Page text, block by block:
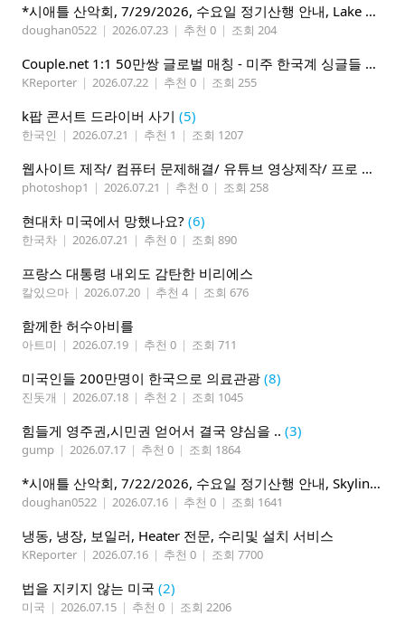
*시애틀 산악회, 7/29/2026, 수요일 정기산행 안내, Lake 22*
doughan0522 | 2026.07.23 | 추천 0 | 조회 204
Couple.net 1:1 50만쌍 글로벌 매칭 - 미주 한국계 싱글들 모이세요
KReporter | 2026.07.22 | 추천 0 | 조회 255
k팝 콘서트 드라이버 사기 (5)
한국인 | 2026.07.21 | 추천 1 | 조회 1207
웹사이트 제작/ 컴퓨터 문제해결/ 유튜브 영상제작/ 프로 사진촬영
photoshop1 | 2026.07.21 | 추천 0 | 조회 258
현대차 미국에서 망했나요? (6)
한국차 | 2026.07.21 | 추천 0 | 조회 890
프랑스 대통령 내외도 감탄한 비리에스
칼있으마 | 2026.07.20 | 추천 4 | 조회 676
함께한 허수아비를
아트미 | 2026.07.19 | 추천 0 | 조회 711
미국인들 200만명이 한국으로 의료관광 (8)
진돗개 | 2026.07.18 | 추천 2 | 조회 1045
힘들게 영주권,시민권 얻어서 결국 양심을 .. (3)
gump | 2026.07.17 | 추천 0 | 조회 1864
*시애틀 산악회, 7/22/2026, 수요일 정기산행 안내, Skyline Trail Loop(Mt. Rainier)*
doughan0522 | 2026.07.16 | 추천 0 | 조회 1641
냉동, 냉장, 보일러, Heater 전문, 수리및 설치 서비스
KReporter | 2026.07.16 | 추천 0 | 조회 7700
법을 지키지 않는 미국 (2)
미국 | 2026.07.15 | 추천 0 | 조회 2206